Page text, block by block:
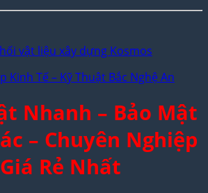
vật liệu xây dựng Kosmos
Kinh Tế – Kỹ Thuật Bắc Nghệ An
Nhanh – Bảo Mật
– Chuyên Nghiệp
Rẻ Nhất